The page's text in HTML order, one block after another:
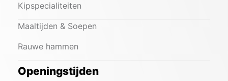
Kipspecialiteiten
Maaltijden & Soepen
Rauwe hammen
Openingstijden